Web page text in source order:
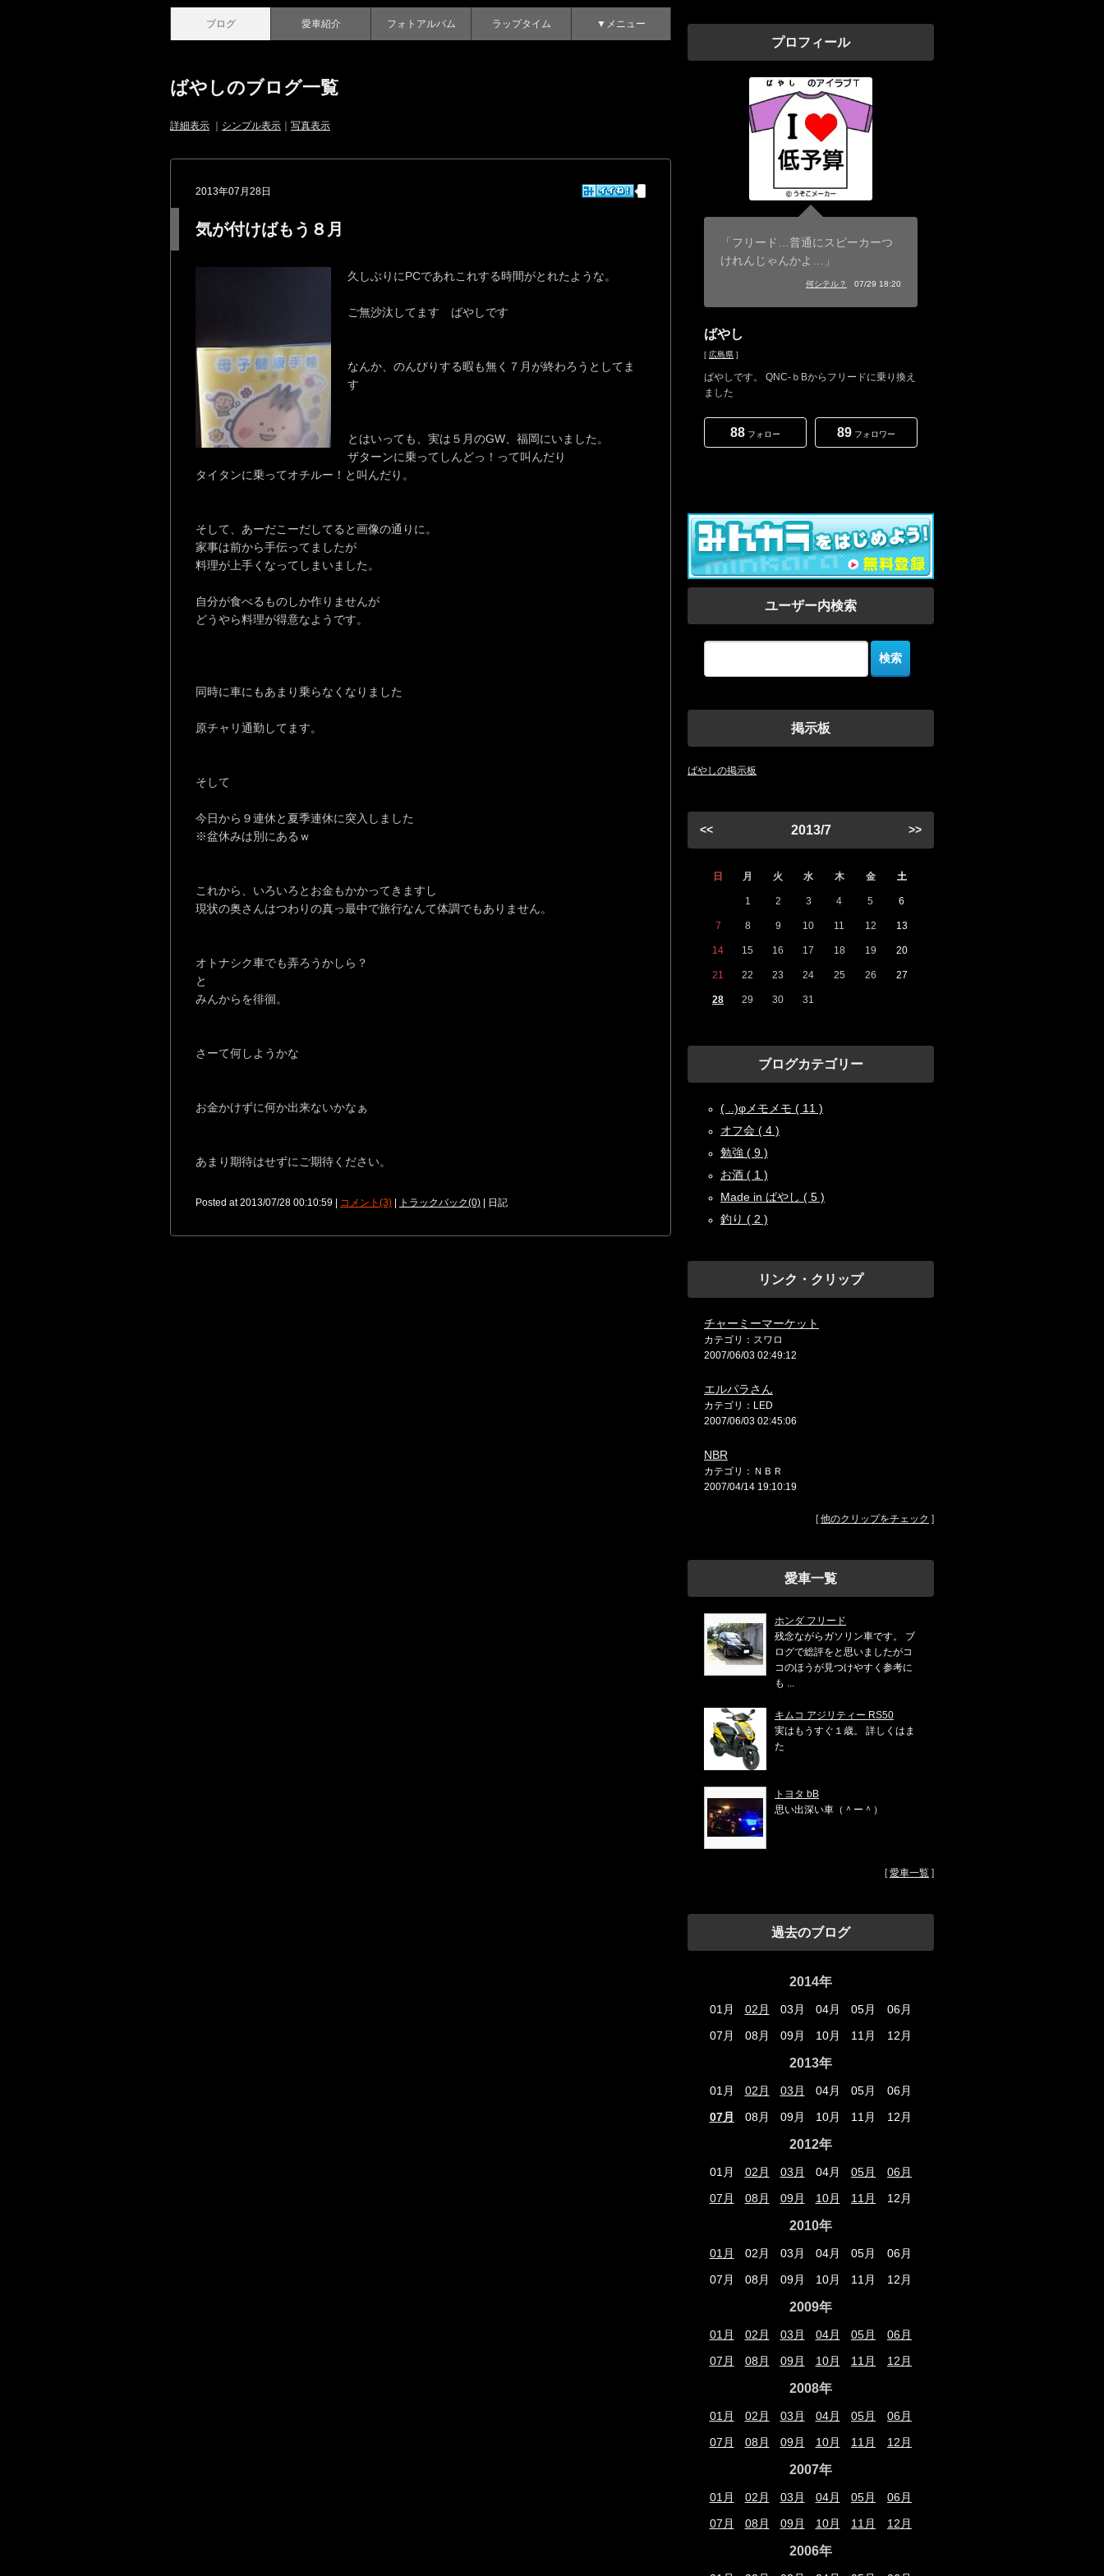
ブログ 愛車紹介 フォトアルバム ラップタイム ▼メニュー
ばやしのブログ一覧
詳細表示 シンプル表示 写真表示
2013年07月28日
気が付けばもう８月
久しぶりにPCであれこれする時間がとれたような。
ご無沙汰してます ばやしです
なんか、のんびりする暇も無く７月が終わろうとしてま
す
とはいっても、実は５月のGW、福岡にいました。
ザターンに乗ってしんどっ！って叫んだり
タイタンに乗ってオチルー！と叫んだり。
そして、あーだこーだしてると画像の通りに。
家事は前から手伝ってましたが
料理が上手くなってしまいました。
自分が食べるものしか作りませんが
どうやら料理が得意なようです。
同時に車にもあまり乗らなくなりました
原チャリ通勤してます。
そして
今日から９連休と夏季連休に突入しました
※盆休みは別にあるｗ
これから、いろいろとお金もかかってきますし
現状の奥さんはつわりの真っ最中で旅行なんて体調でもありません。
オトナシク車でも弄ろうかしら？
と
みんからを徘徊。
さーて何しようかな
お金かけずに何か出来ないかなぁ
あまり期待はせずにご期待ください。
Posted at 2013/07/28 00:10:59 | コメント(3) トラックバック(0) | 日記
プロフィール
「フリード…普通にスピーカーつ
けれんじゃんかよ…」
何シテル？ 07/29 18:20
ばやし
[ 広島県 ]
ばやしです。 QNC-ｂBからフリードに乗り換え
ました
88 フォロー 89 フォロワー
ユーザー内検索
掲示板
ばやしの掲示板
<< 2013/7 >>
日 月 火 水 木 金 土
1 2 3 4 5 6
7 8 9 10 11 12 13
14 15 16 17 18 19 20
21 22 23 24 25 26 27
28 29 30 31
ブログカテゴリー
( ..)φメモメモ ( 11 )
オフ会 ( 4 )
勉強 ( 9 )
お酒 ( 1 )
Made in ばやし ( 5 )
釣り ( 2 )
リンク・クリップ
チャーミーマーケット
カテゴリ：スワロ
2007/06/03 02:49:12
エルパラさん
カテゴリ：LED
2007/06/03 02:45:06
NBR
カテゴリ：ＮＢＲ
2007/04/14 19:10:19
[他のクリップをチェック ]
愛車一覧
ホンダ フリード
残念ながらガソリン車です。 ブ
ログで総評をと思いましたがコ
コのほうが見つけやすく参考に
も ...
キムコ アジリティー RS50
実はもうすぐ１歳。 詳しくはま
た
トヨタ bB
思い出深い車（＾ー＾）
[愛車一覧 ]
過去のブログ
2014年
01月 02月 03月 04月 05月
06月
07月
08月 09月 10月 11月 12月
2013年
01月 02月 03月 04月 05月
06月
07月
08月 09月 10月 11月 12月
2012年
01月 02月 03月 04月 05月
06月
07月
08月 09月 10月 11月 12月
2010年
01月 02月 03月 04月 05月
06月
07月
08月 09月 10月 11月 12月
2009年
01月 02月 03月 04月 05月
06月
07月
08月 09月 10月 11月 12月
2008年
01月 02月 03月 04月 05月
06月
07月
08月 09月 10月 11月 12月
2007年
01月 02月 03月 04月 05月
06月
07月
08月 09月 10月 11月 12月
2006年